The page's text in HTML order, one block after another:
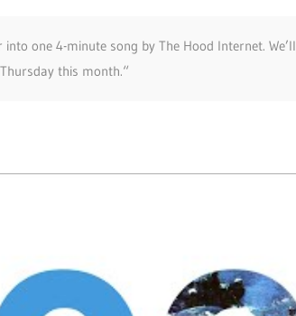
one 4-minute song by The Hood Internet. We’ll
this month.“